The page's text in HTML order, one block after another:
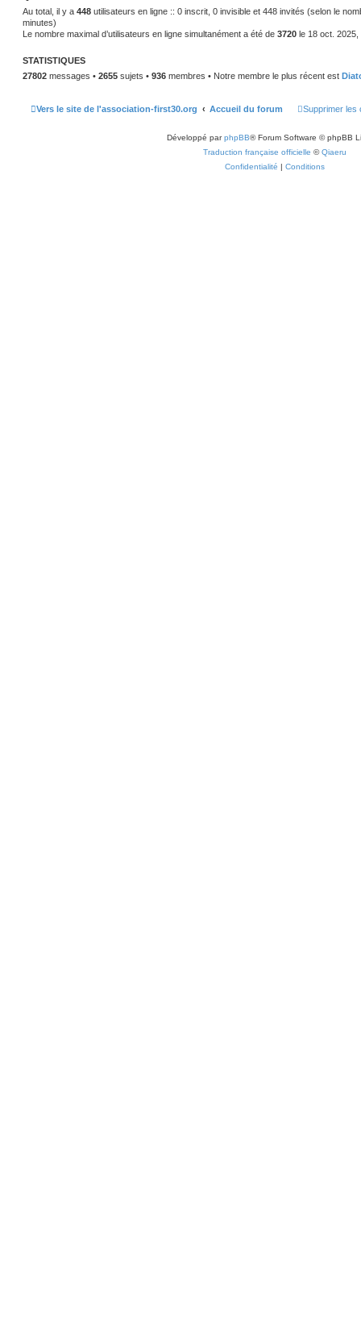
a
e
r
e
s
s
e
Au total, il y a 448 utilisateurs en ligne :: 0 inscrit, 0 invisible et 448 invités (selon le
minutes)
Le nombre maximal d’utilisateurs en ligne simultanément a été de 3720 le 18 oct. 2025,
STATISTIQUES
27802 messages • 2655 sujets • 936 membres • Notre membre le plus récent est
Vers le site de l'association-first30.org Accueil du forum Supprimer les
Développé parphpBB® Forum Software © phpBB
Traduction française officielle ©Qiaeru
Confidentialité | Conditions